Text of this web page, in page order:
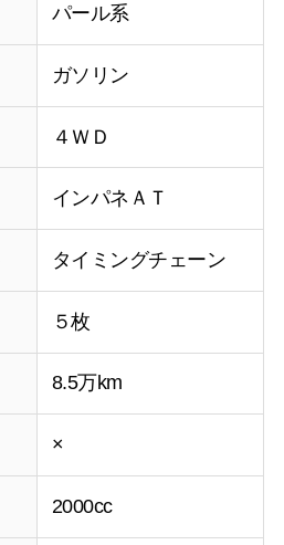
パール系
ガソリン
４ＷＤ
インパネＡＴ
タイミングチェーン
５枚
8.5万km
×
2000cc